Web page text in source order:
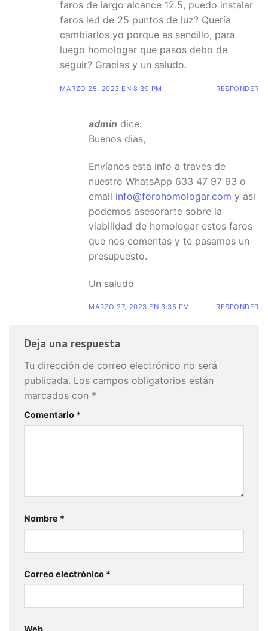
faros de largo alcance 12.5, puedo instalar
faros led de 25 puntos de luz? Quería
cambiarlos yo porque es sencillo, para
luego homologar que pasos debo de
seguir? Gracias y un saludo.
MARZO 25, 2023 EN 8:39 PM RESPONDER
admin dice:
Buenos dias,
Envíanos esta info a traves de
nuestro WhatsApp 633 47 97 93 o
email info@forohomologar.com y asi
podemos asesorarte sobre la
viabilidad de homologar estos faros
que nos comentas y te pasamos un
presupuesto.
Un saludo
MARZO 27, 2023 EN 3:35 PM RESPONDER
Deja una respuesta
Tu dirección de correo electrónico no será
publicada. Los campos obligatorios están
marcados con *
Comentario *
Nombre *
Correo electrónico *